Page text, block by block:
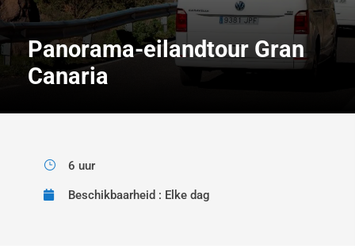
Panorama-eilandtour Gran
Canaria
6 uur
Beschikbaarheid : Elke dag